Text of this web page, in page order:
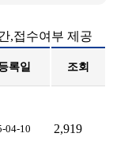
,접수여부 제공
록일 조회
04-10 2,919